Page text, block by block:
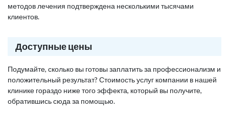
методов лечения подтверждена несколькими тысячами
клиентов.
Доступные цены
Подумайте, сколько вы готовы заплатить за профессионализм и
положительный результат? Стоимость услуг компании в нашей
клинике гораздо ниже того эффекта, который вы получите,
обратившись сюда за помощью.